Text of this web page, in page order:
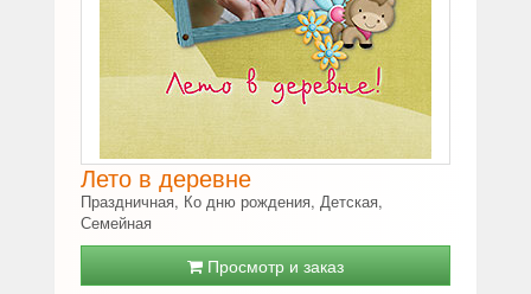
Лето в деревне
Праздничная, Ко дню рождения, Детская,
Семейная
Просмотр и заказ